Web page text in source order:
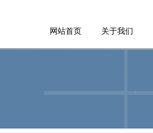
网站首页 关于我们